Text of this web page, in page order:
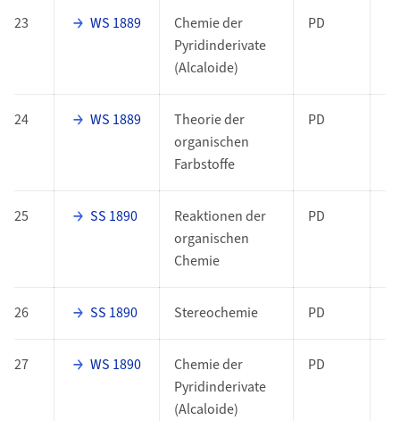
23 WS 1889
Chemie der
Pyridinderivate
(Alcaloide)
PD
24 WS 1889
Theorie der
organischen
Farbstoffe
PD
25 SS 1890
Reaktionen der
organischen
Chemie
PD
26 SS 1890 Stereochemie PD
27 WS 1890
Chemie der
Pyridinderivate
(Alcaloide)
PD